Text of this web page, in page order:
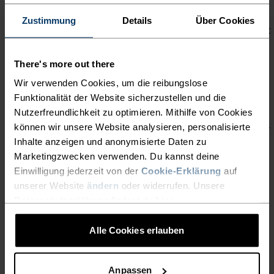
Zustimmung Details Über Cookies
There's more out there
Wir verwenden Cookies, um die reibungslose
Funktionalität der Website sicherzustellen und die
Nutzerfreundlichkeit zu optimieren. Mithilfe von Cookies
können wir unsere Website analysieren, personalisierte
Inhalte anzeigen und anonymisierte Daten zu
Marketingzwecken verwenden. Du kannst deine
Einwilligung jederzeit von der Cookie-Erklärung auf
unserer Website ändern oder widerrufen. Unsere
Alle Cookies erlauben
Anpassen
KERAMIKPARTIKELN DEINE
KÖRPERWÄRME
REFLEKTIERT, OHNE DEINE
FÜSSE JEDOCH ZU Ü
BERHITZEN. ODLO EFFECT-T
ECHNOLOGIE VERHINDERT M
IT NATÜRLICHEN S
ILBERIONEN DAS E
NTSTEHEN UNANGENEHMER G
ERÜCHE, UND VERHILFT D
ANK EFFIZIENTEM F
EUCHTIGKEITSMANAGEMENT Z
U EINEM ANGENEHMEN F
das Entstehen unangenehmer Gerüche, und
verhilft dank effizientem Feuchtigkeitsmanagement
bei Skifahren so richtig an deine Grenzen gehst.
Dank einer unterstützenden, ergonomischen
Passform und wärmenden, funktionalen
Eigenschaften kannst du mit den Odlo Active Warm
Essentials Skisocken diesen Winter von gemütlicher
Wärme, professioneller Funktion und höchstem
Tragekomfort profitieren!
DETAILS, DIE DEN
UNTERSCHIED MACHEN